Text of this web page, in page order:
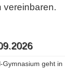
vereinbaren.
Gymnasium geht in